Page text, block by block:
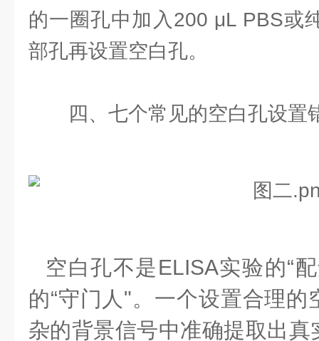
的一圈孔中加入200 μL PBS或
部孔再设置空白孔。
四、七个常见的空白孔设置
空白孔不是ELISA实验的“
的“守门人"。一个设置合理
杂的背景信号中准确提取出